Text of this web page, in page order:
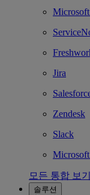
Jira
Zendesk
Slack
Microsoft
모든 통합 보기
솔루션